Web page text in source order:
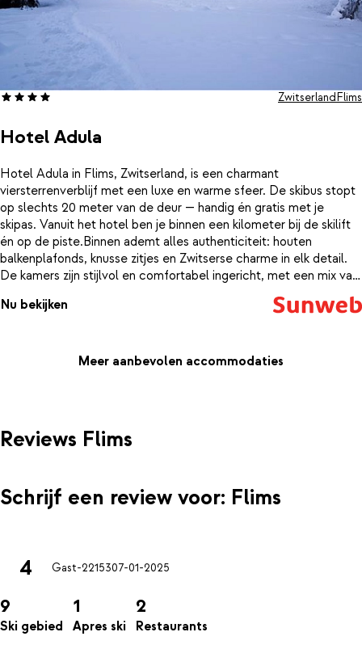
Hotel Adula
ZwitserlandFlims
Hotel Adula in Flims, Zwitserland, is een charmant
viersterrenverblijf met een luxe en warme sfeer. De skibus stopt
op slechts 20 meter van de deur — handig én gratis met je
skipas. Vanuit het hotel ben je binnen een kilometer bij de skilift
én op de piste.Binnen ademt alles authenticiteit: houten
balkenplafonds, knusse zitjes en Zwitserse charme in elk detail.
De kamers zijn stijlvol en comfortabel ingericht, met een mix van
vintage en moderne alpine elementen. Vanaf je balkon kijk je uit
over besneeuwde bergtoppen of geniet je van de eerste
dompelt je onder in het warme water van het binnenzwembad,
aan de rand van het centrum van Flims, op ongeveer 800 meter
van de levendige dorpskern. Je wandelt er zo naartoe voor een
Nu bekijken
Meer aanbevolen accommodaties
Reviews Flims
Schrijf een review voor: Flims
4 Gast-2215307-01-2025
9
Ski gebied
1
Apres ski
2
Restaurants